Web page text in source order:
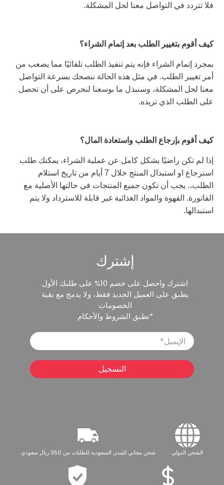
فلا تتردد في التواصل معنا لحل المشكلة.
كيف أقوم بتغيير الطلب بعد إتمام الشراء؟
بمجرد إتمام الشراء فإنه يتم تنفيذ الطلب تلقائيًا مما يصعب من
أمر تغيير الطلب. في مثل هذه الحالة ننصحك بسرعة التواصل
معنا لحل المشكلة، وسنبذل ما بوسعنا لنحرص على أن تحصل
على الطلب الذي تريده.
كيف أقوم بإرجاع الطلب واستعادة المال؟
إذا لم تكن راضيًا بشكل كامل عن عملية الشراء، يمكنك طلب
استرجاع او استبدال المنتج خلال 7 أيام من تاريخ استلام
الطلب،. يجب أن تكون جميع المنتجات في حالتها الأصلية مع
الفاتورة. القهوة والمواد الغذائية غير قابلة للاسترداد ولا يتم
استبدالها.
إشترك
اشترك واحصل على خصم 10% على طلبك الأول
يطبق على العميل الجديد فقط، ولا يدمج مع بقية
الخصومات
*تطبق الشروط والأحكام
الإيميل
التسجيل
الشحن الدولي شحن مجاني للمدن السعودية للطلبات من 350 ريال سعودي